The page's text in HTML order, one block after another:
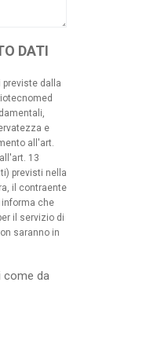
DATI
dalla
e
all'art.
13
previsti nella
il contraente
che
il servizio di
saranno in
come da